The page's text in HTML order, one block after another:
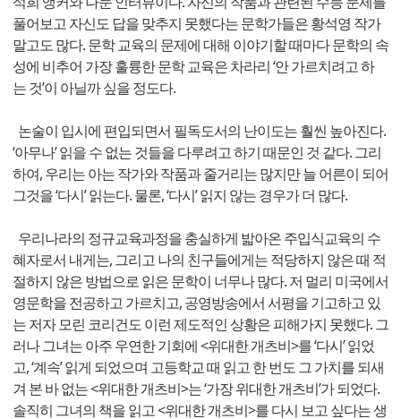
풀어보고 자신도 답을 맞추지 못했다는 문학가들은 황석영 작가
말고도 많다. 문학 교육의 문제에 대해 이야기할 때마다 문학의 속
성에 비추어 가장 훌륭한 문학 교육은 차라리 ‘안 가르치려고 하
는 것’이 아닐까 싶을 정도다.
논술이 입시에 편입되면서 필독도서의 난이도는 훨씬 높아진다.
‘아무나’ 읽을 수 없는 것들을 다루려고 하기 때문인 것 같다. 그리
하여, 우리는 아는 작가와 작품과 줄거리는 많지만 늘 어른이 되어
그것을 ‘다시’ 읽는다. 물론, ‘다시’ 읽지 않는 경우가 더 많다.
우리나라의 정규교육과정을 충실하게 밟아온 주입식교육의 수
혜자로서 내게는, 그리고 나의 친구들에게는 적당하지 않은 때 적
절하지 않은 방법으로 읽은 문학이 너무나 많다. 저 멀리 미국에서
영문학을 전공하고 가르치고, 공영방송에서 서평을 기고하고 있
는 저자 모린 코리건도 이런 제도적인 상황은 피해가지 못했다. 그
러나 그녀는 아주 우연한 기회에 <위대한 개츠비>를 ‘다시’ 읽었
고, ‘계속’ 읽게 되었으며 고등학교 때 읽고 한 번도 그 가치를 되새
겨 본 바 없는 <위대한 개츠비>는 ‘가장 위대한 개츠비’가 되었다.
솔직히 그녀의 책을 읽고 <위대한 개츠비>를 다시 보고 싶다는 생